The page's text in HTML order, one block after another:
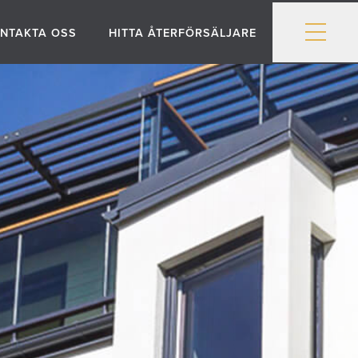
OSS HITTA ÅTERFÖRSÄLJARE